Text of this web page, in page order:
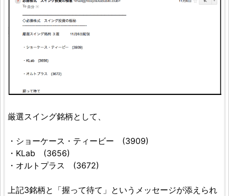
厳選スイング銘柄として、
・ショーケース・ティービー (3909)
・KLab (3656)
・オルトプラス (3672)
上記3銘柄と「握って待て」というメッセージが添えられ